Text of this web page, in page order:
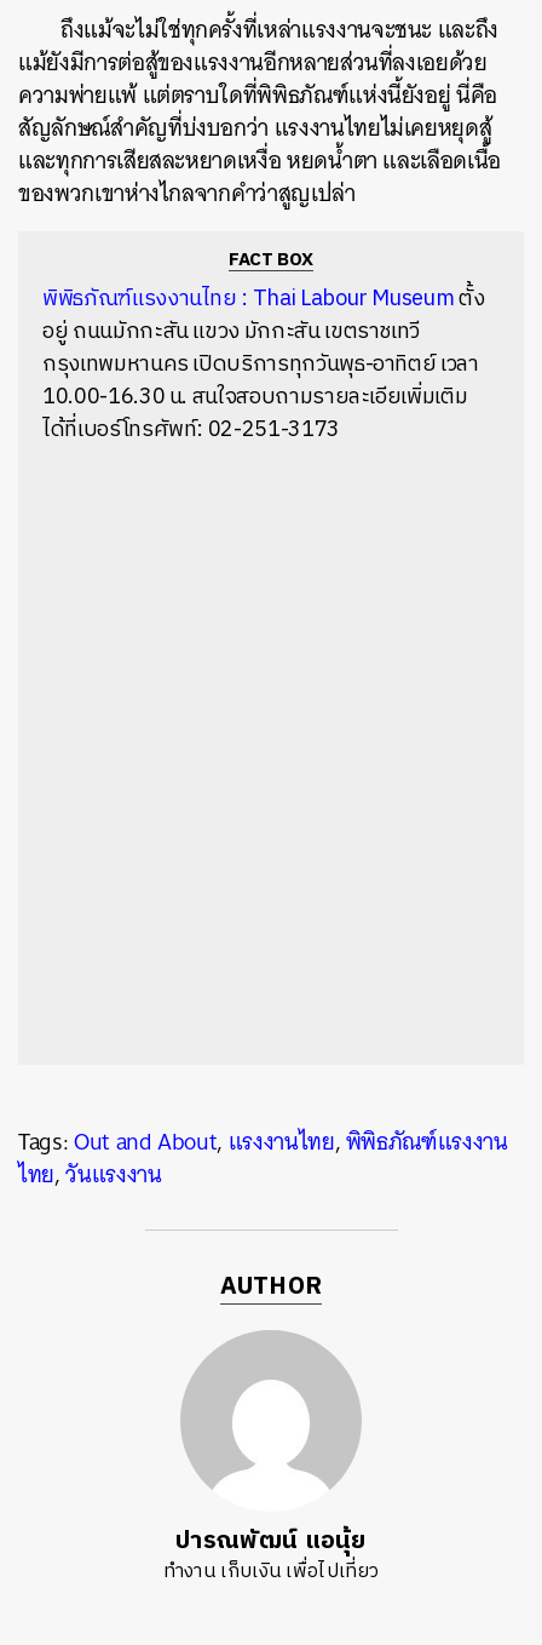
ถึงแม้จะไม่ใช่ทุกครั้งที่เหล่าแรงงานจะชนะ และถึง
แม้ยังมีการต่อสู้ของแรงงานอีกหลายส่วนที่ลงเอยด้วย
ความพ่ายแพ้ แต่ตราบใดที่พิพิธภัณฑ์แห่งนี้ยังอยู่ นี่คือ
สัญลักษณ์สำคัญที่บ่งบอกว่า แรงงานไทยไม่เคยหยุดสู้
และทุกการเสียสละหยาดเหงื่อ หยดน้ำตา และเลือดเนื้อ
ของพวกเขาห่างไกลจากคำว่าสูญเปล่า
FACT BOX
พิพิธภัณฑ์แรงงานไทย : Thai Labour Museumตั้ง
อยู่ ถนนมักกะสัน แขวง มักกะสัน เขตราชเทวี
กรุงเทพมหานคร เปิดบริการทุกวันพุธ-อาทิตย์ เวลา
10.00-16.30 น​. สนใจสอบถามรายละเอียเพิ่มเติม
ได้ที่เบอร์โทรศัพท์: 02-251-3173
Tags:Out and About, แรงงานไทย,พิพิธภัณฑ์แรงงาน
ไทย,วันแรงงาน
AUTHOR
ปารณพัฒน์ แอนุ้ย
ทำงาน เก็บเงิน เพื่อไปเที่ยว